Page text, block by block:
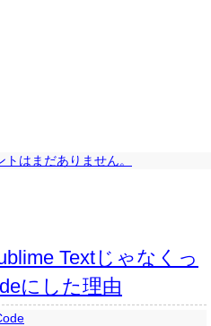
トはまだありません。
Textじゃなくっ
にした理由